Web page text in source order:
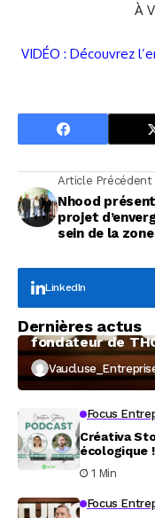
À
VIDÉO : Découvrez
Article Précédent
Nhood
projet
sein de la zone
LinkedIn
Dernières actus
À la rencontre
fondateur de
Focus
Créativa
écologique !
1 Min
Focus